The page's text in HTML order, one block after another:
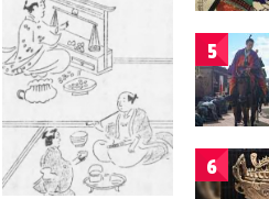
5
6